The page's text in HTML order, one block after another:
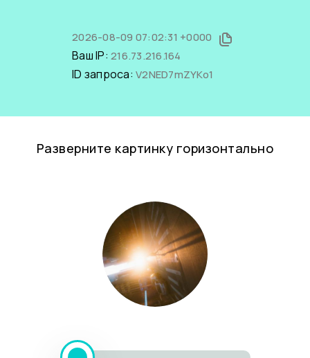
2026-08-09 07:02:31 +0000
Ваш IP: 216.73.216.164
ID запроса: V2NED7mZYKo1
Разверните картинку горизонтально